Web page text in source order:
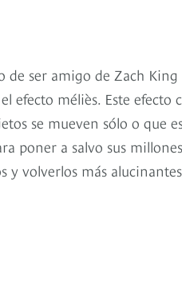
de ser amigo de Zach
méliès. Este efecto
se mueven sólo o que
poner a salvo sus
y volverlos más